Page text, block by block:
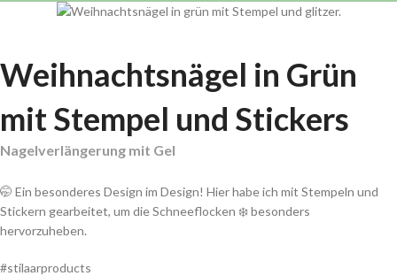
Weihnachtsnägel in Grün
mit Stempel und Stickers
Nagelverlängerung mit Gel
🤭 Ein besonderes Design im Design! Hier habe ich mit Stempeln und
Stickern gearbeitet, um die Schneeflocken ❄️ besonders
hervorzuheben.
#stilaarproducts